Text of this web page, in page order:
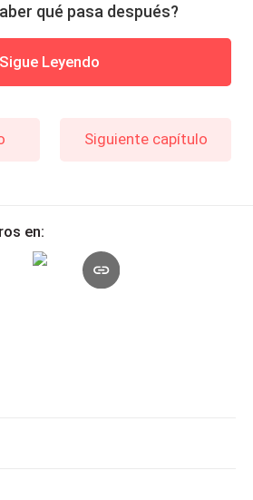
qué pasa después?
Sigue Leyendo
Siguiente capítulo
en: